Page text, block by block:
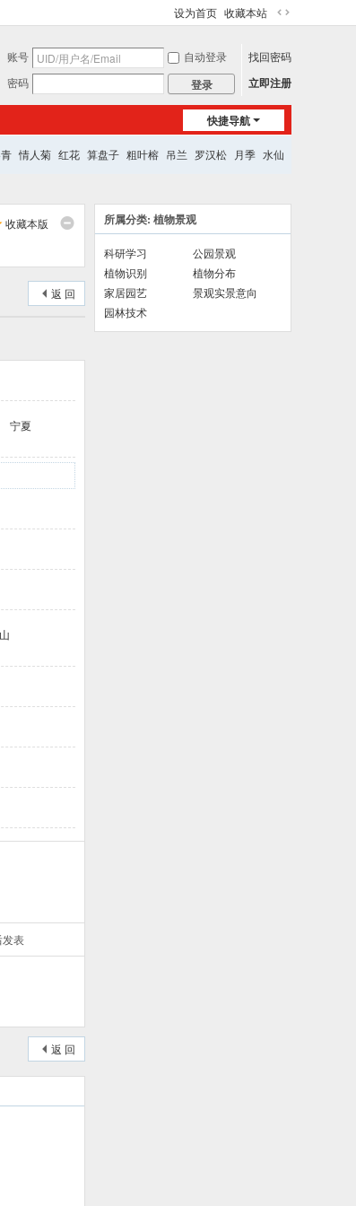
设为首页 收藏本站
切
到
宽
版
账号 自动登录
找回密码
密码
登录 立即注册
快捷导航
情人菊 红花 算盘子 粗叶榕 吊兰 罗汉松 月季 水仙
收藏本版
返 回
宁夏
发表
返 回
所属分类: 植物景观
科研学习
公园景观
植物识别
植物分布
家居园艺
景观实景意向
园林技术